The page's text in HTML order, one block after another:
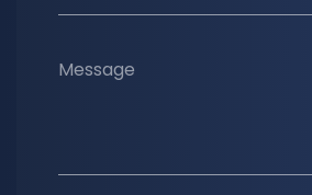
Message